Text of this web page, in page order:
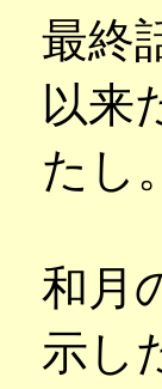
最終
以来
たし。
和月
示し